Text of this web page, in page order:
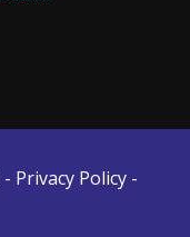
Privacy Policy -